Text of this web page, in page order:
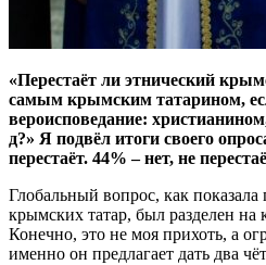
«Перестаёт ли этнический
самым крымским татарином,
вероисповедание:
д?» Я подвёл итоги своего
перестаёт. 44% – нет, не
Глобальный вопрос, как
крымских татар, был разделен на
Конечно, это не моя прихоть, а
именно он предлагает дать два